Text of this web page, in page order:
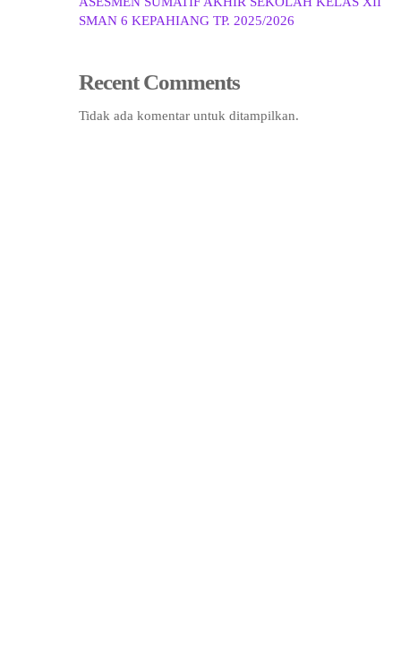
SMAN 6 KEPAHIANG TP. 2025/2026
Recent Comments
Tidak ada komentar untuk ditampilkan.